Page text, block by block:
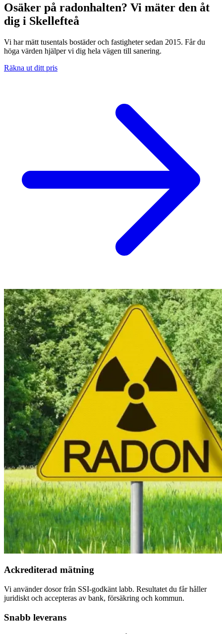
Osäker på radonhalten? Vi mäter den åt
dig i Skellefteå
Vi har mätt tusentals bostäder och fastigheter sedan 2015. Får du
höga värden hjälper vi dig hela vägen till sanering.
Räkna ut ditt pris
Ackrediterad mätning
Vi använder dosor från SSI-godkänt labb. Resultatet du får håller
juridiskt och accepteras av bank, försäkring och kommun.
Snabb leverans